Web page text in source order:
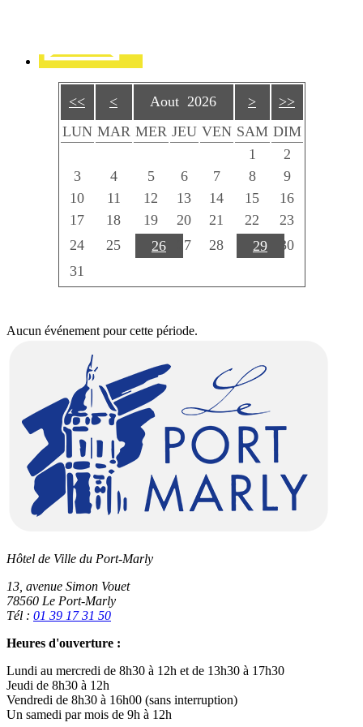
<< < Aout 2026 >
>>
LUN MAR MER JEU VEN SAM DIM
1
2
3
4 5 6 7 8
9
10
11 12 13 14 15
16
17
18 19 20 21 22
23
24
25 26 27 28 29
30
31
Aucun événement pour cette période.
Hôtel de Ville du Port-Marly
13, avenue Simon Vouet
78560 Le Port-Marly
Tél : 01 39 17 31 50
Heures d'ouverture :
Lundi au mercredi de 8h30 à 12h et de 13h30 à 17h30
Jeudi de 8h30 à 12h
Vendredi de 8h30 à 16h00 (sans interruption)
Un samedi par mois de 9h à 12h